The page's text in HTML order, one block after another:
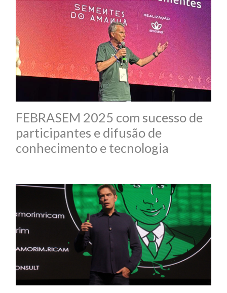
FEBRASEM 2025 com sucesso de
participantes e difusão de
conhecimento e tecnologia